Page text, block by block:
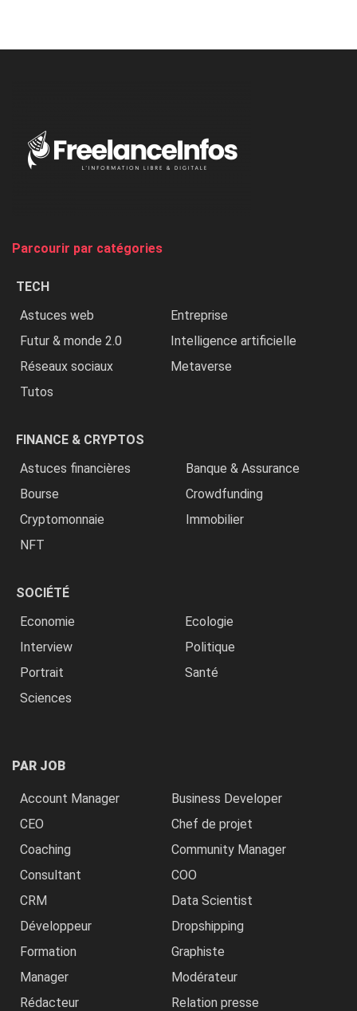
Nigeria,
Parcourir par catégories
TECH
Astuces web
Entreprise
Futur & monde 2.0
Intelligence artificielle
Réseaux sociaux
Metaverse
Tutos
FINANCE & CRYPTOS
Astuces financières
Banque & Assurance
Bourse
Crowdfunding
Cryptomonnaie
Immobilier
NFT
SOCIÉTÉ
Economie
Ecologie
Interview
Politique
Portrait
Santé
Sciences
PAR JOB
Account Manager
Business Developer
CEO
Chef de projet
Coaching
Community Manager
Consultant
COO
CRM
Data Scientist
Développeur
Dropshipping
Formation
Graphiste
Manager
Modérateur
Rédacteur
Relation presse